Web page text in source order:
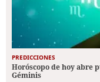
PREDICCIONES
Horóscopo de hoy abre
Géminis